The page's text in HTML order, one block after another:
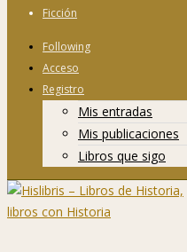
Ficción
Following
Acceso
Registro
Mis entradas
Mis publicaciones
Libros que sigo